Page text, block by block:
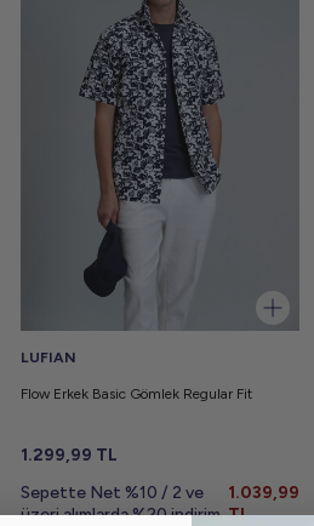
LUFIAN
Flow Erkek Basic Gömlek Regular Fit
1.299,99 TL
Sepette Net %10 / 2 ve
üzeri alımlarda %20 indirim
1.039,99
TL